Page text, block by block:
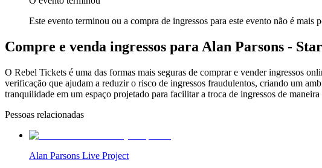
Este evento terminou ou a compra de ingressos para este evento não é mais
Compre e venda ingressos para Alan Parsons -
O Rebel Tickets é uma das formas mais seguras de comprar e vender ingressos
verificação que ajudam a reduzir o risco de ingressos fraudulentos, criando um
tranquilidade em um espaço projetado para facilitar a troca de ingressos de maneira
Pessoas relacionadas
Alan Parsons Live Project